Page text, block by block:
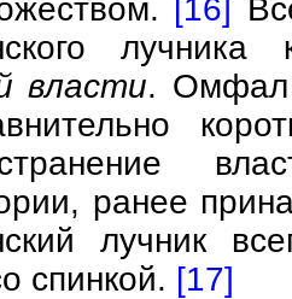
[16]
власти. Омфал
ранее
лучник
спинкой. [17]